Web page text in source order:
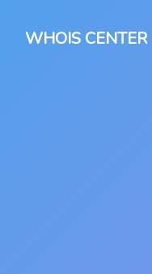
WHOIS CENTER